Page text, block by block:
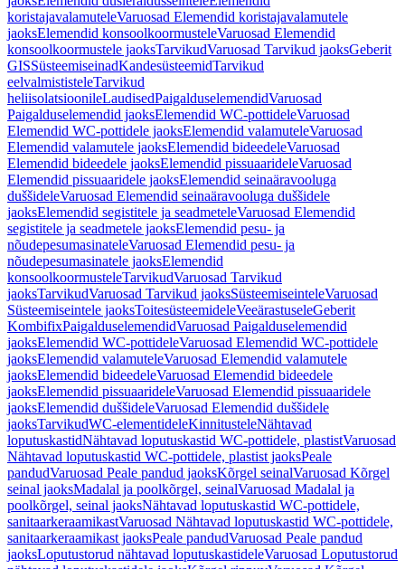
koristajavalamuteleVaruosad Elemendid koristajavalamutele
jaoksElemendid konsoolkoormusteleVaruosad Elemendid
konsoolkoormustele jaoksTarvikudVaruosad Tarvikud jaoksGeberit
GISSüsteemiseinadKandesüsteemidTarvikud
eelvalmististeleTarvikud
heliisolatsioonileLaudisedPaigalduselemendidVaruosad
Paigalduselemendid jaoksElemendid WC-pottideleVaruosad
Elemendid WC-pottidele jaoksElemendid valamuteleVaruosad
Elemendid valamutele jaoksElemendid bideedeleVaruosad
Elemendid bideedele jaoksElemendid pissuaarideleVaruosad
Elemendid pissuaaridele jaoksElemendid seinaäravooluga
duššideleVaruosad Elemendid seinaäravooluga duššidele
jaoksElemendid segistitele ja seadmeteleVaruosad Elemendid
segistitele ja seadmetele jaoksElemendid pesu- ja
nõudepesumasinateleVaruosad Elemendid pesu- ja
nõudepesumasinatele jaoksElemendid
konsoolkoormusteleTarvikudVaruosad Tarvikud
jaoksTarvikudVaruosad Tarvikud jaoksSüsteemiseinteleVaruosad
Süsteemiseintele jaoksToitesüsteemideleVeeärastuseleGeberit
KombifixPaigalduselemendidVaruosad Paigalduselemendid
jaoksElemendid WC-pottideleVaruosad Elemendid WC-pottidele
jaoksElemendid valamuteleVaruosad Elemendid valamutele
jaoksElemendid bideedeleVaruosad Elemendid bideedele
jaoksElemendid pissuaarideleVaruosad Elemendid pissuaaridele
jaoksElemendid duššideleVaruosad Elemendid duššidele
jaoksTarvikudWC-elementideleKinnitusteleNähtavad
loputuskastidNähtavad loputuskastid WC-pottidele, plastistVaruosad
Nähtavad loputuskastid WC-pottidele, plastist jaoksPeale
pandudVaruosad Peale pandud jaoksKõrgel seinalVaruosad Kõrgel
seinal jaoksMadalal ja poolkõrgel, seinalVaruosad Madalal ja
poolkõrgel, seinal jaoksNähtavad loputuskastid WC-pottidele,
sanitaarkeraamikastVaruosad Nähtavad loputuskastid WC-pottidele,
sanitaarkeraamikast jaoksPeale pandudVaruosad Peale pandud
jaoksLoputustorud nähtavad loputuskastideleVaruosad Loputustorud